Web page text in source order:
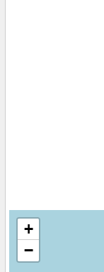
+
−